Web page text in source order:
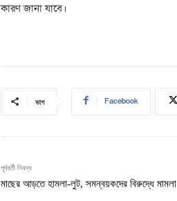
কারণ জানা যাবে।
ভাগ Facebook
পূর্ববর্তী নিবন্ধ
মাছের আড়তে হামলা-লুট, সমন্বয়কদের বিরুদ্ধে মামলা